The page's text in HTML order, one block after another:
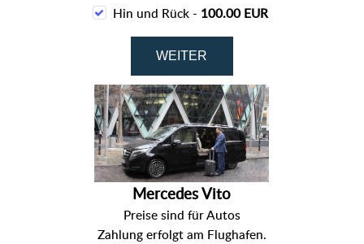
Hin und Rück - 100.00 EUR
Mercedes Vito
Preise sind für Autos
Zahlung erfolgt am Flughafen.